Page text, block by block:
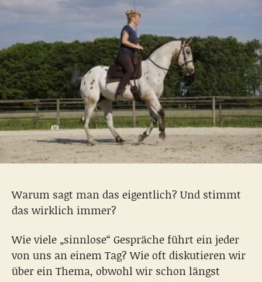
Warum sagt man das eigentlich? Und stimmt
das wirklich immer?
Wie viele „sinnlose“ Gespräche führt ein jeder
von uns an einem Tag? Wie oft diskutieren wir
über ein Thema, obwohl wir schon längst